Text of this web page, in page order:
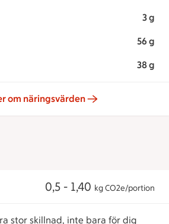
3 g
56 g
38 g
om näringsvärden
0,5 - 1,40 kg CO2e/portion
stor skillnad, inte bara för dig